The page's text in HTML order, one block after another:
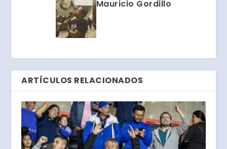
Mauricio Gordillo
ARTÍCULOS RELACIONADOS